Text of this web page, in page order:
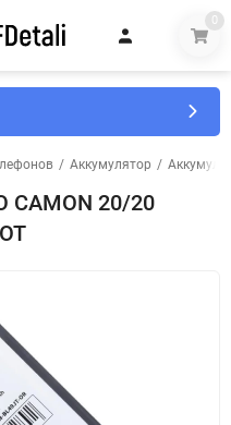
0
/ Аккумулятор /
CAMON 20/20